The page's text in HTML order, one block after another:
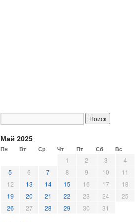
Май 2025
Пн Вт Ср Чт Пт Сб Вс
1 2 3
4
5
6 7 8 9 10
11
12
13 14 15 16 17
18
19
20 21 22 23 24
25
26
27 28 29 30 31